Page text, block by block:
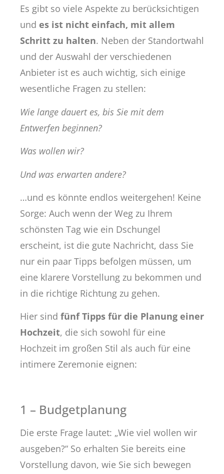
Es gibt so viele Aspekte zu berücksichtigen
und es ist nicht einfach, mit allem
Schritt zu halten. Neben der Standortwahl
und der Auswahl der verschiedenen
Anbieter ist es auch wichtig, sich einige
wesentliche Fragen zu stellen:
Wie lange dauert es, bis Sie mit dem
Entwerfen beginnen?
Was wollen wir?
Und was erwarten andere?
…und es könnte endlos weitergehen! Keine
Sorge: Auch wenn der Weg zu Ihrem
schönsten Tag wie ein Dschungel
erscheint, ist die gute Nachricht, dass Sie
nur ein paar Tipps befolgen müssen, um
eine klarere Vorstellung zu bekommen und
in die richtige Richtung zu gehen.
Hier sind fünf Tipps für die Planung einer
Hochzeit, die sich sowohl für eine
Hochzeit im großen Stil als auch für eine
intimere Zeremonie eignen:
1 – Budgetplanung
Die erste Frage lautet: „Wie viel wollen wir
ausgeben?“ So erhalten Sie bereits eine
Vorstellung davon, wie Sie sich bewegen